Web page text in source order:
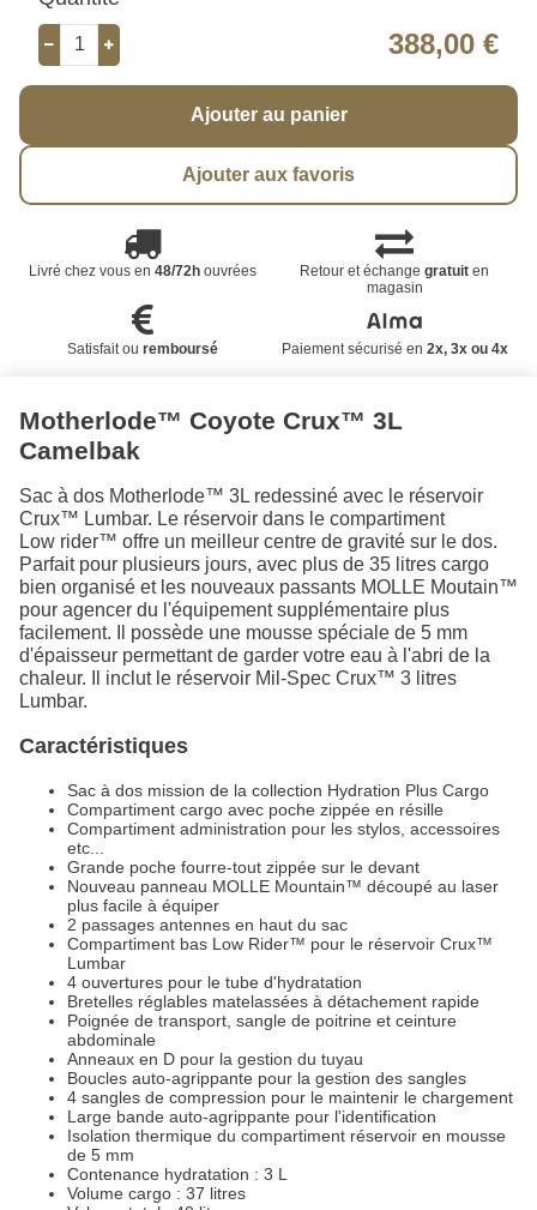
388,00 €
Ajouter au panier
Ajouter aux favoris
Livré chez vous en 48/72houvrées Retour et échangegratuit en
magasin
Satisfait ou remboursé Paiement sécurisé en 2x, 3x ou 4x
Motherlode™ Coyote Crux™ 3L
Camelbak
Sac à dos Motherlode™ 3L redessiné avec le réservoir
Crux™ Lumbar. Le réservoir dans le compartiment
Low rider™ offre un meilleur centre de gravité sur le dos.
Parfait pour plusieurs jours, avec plus de 35 litres cargo
bien organisé et les nouveaux passants MOLLE Moutain™
pour agencer du l'équipement supplémentaire plus
facilement. Il possède une mousse spéciale de 5 mm
d'épaisseur permettant de garder votre eau à l'abri de la
chaleur. Il inclut le réservoir Mil-Spec Crux™ 3 litres
Lumbar.
Caractéristiques
Sac à dos mission de la collection Hydration Plus Cargo
Compartiment cargo avec poche zippée en résille
Compartiment administration pour les stylos, accessoires
etc...
Grande poche fourre-tout zippée sur le devant
Nouveau panneau MOLLE Mountain™ découpé au laser
plus facile à équiper
2 passages antennes en haut du sac
Compartiment bas Low Rider™ pour le réservoir Crux™
Lumbar
4 ouvertures pour le tube d'hydratation
Bretelles réglables matelassées à détachement rapide
Poignée de transport, sangle de poitrine et ceinture
abdominale
Anneaux en D pour la gestion du tuyau
Boucles auto-agrippante pour la gestion des sangles
4 sangles de compression pour le maintenir le chargement
Large bande auto-agrippante pour l'identification
Isolation thermique du compartiment réservoir en mousse
de 5 mm
Contenance hydratation : 3 L
Volume cargo : 37 litres